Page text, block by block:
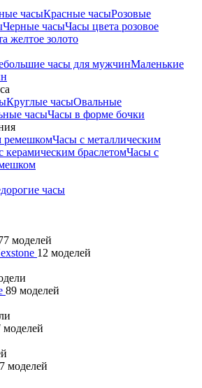
часыКрасные часыРозовые
Черные часыЧасы цвета розовое
желтое золото
часы для мужчинМаленькие
Круглые часыОвальные
часыЧасы в форме бочки
ремешкомЧасы с металлическим
керамическим браслетомЧасы с
часы
моделей
12 моделей
89 моделей
моделей
моделей